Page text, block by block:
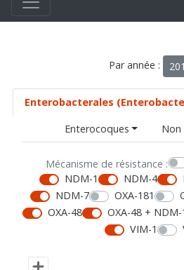
Par année :
Enterobacterales
Enterocoques
Mécanisme de résistance :
NDM-1
NDM-4
NDM-7
OXA-181
OXA-48
OXA-48 + NDM-
VIM-1